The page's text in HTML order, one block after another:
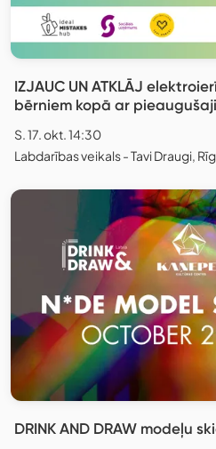
IZJAUC UN ATKLĀJ
bērniem kopā ar
S. 17. okt. 14:30
Labdarības veikals - Tavi Draugi,
DRINK AND DRAW modeļu